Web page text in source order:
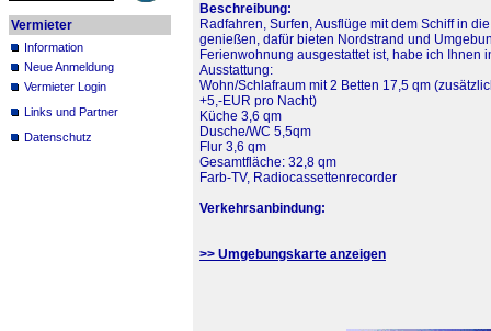
Vermieter
Information
Neue Anmeldung
Vermieter Login
Links und Partner
Datenschutz
Beschreibung:
Radfahren, Surfen, Ausflüge mit dem Schiff in
genießen, dafür bieten Nordstrand und
Ferienwohnung ausgestattet ist, habe ich Ihnen
Ausstattung:
Wohn/Schlafraum mit 2 Betten 17,5 qm
+5,-EUR pro Nacht)
Küche 3,6 qm
Dusche/WC 5,5qm
Flur 3,6 qm
Gesamtfläche: 32,8 qm
Farb-TV, Radiocassettenrecorder
Verkehrsanbindung:
>> Umgebungskarte anzeigen